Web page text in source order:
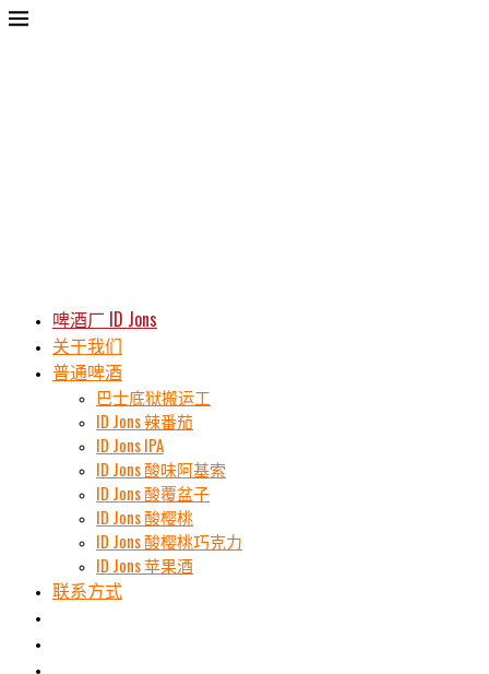
啤酒厂 ID Jons
关于我们
普通啤酒
巴士底狱搬运工
ID Jons 辣番茄
ID Jons IPA
ID Jons 酸味阿基索
ID Jons 酸覆盆子
ID Jons 酸樱桃
ID Jons 酸樱桃巧克力
ID Jons 苹果酒
联系方式